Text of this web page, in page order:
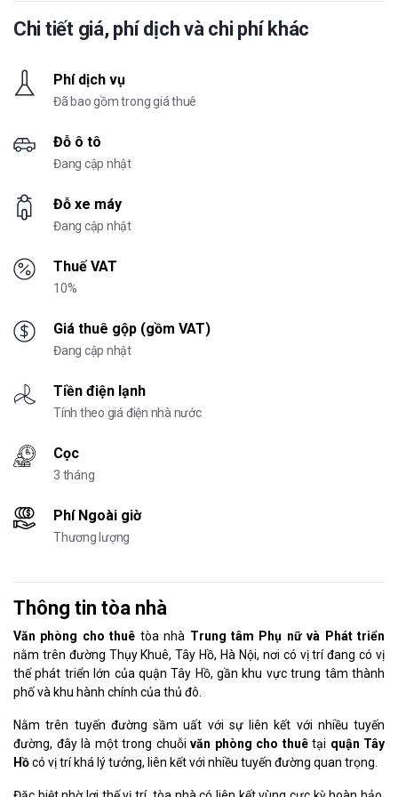
Chi tiết giá, phí dịch và chi phí khác
Phí dịch vụ
Đã bao gồm trong giá thuê
Đỗ ô tô
Đang cập nhật
Đỗ xe máy
Đang cập nhật
Thuế VAT
10%
Giá thuê gộp (gồm VAT)
Đang cập nhật
Tiền điện lạnh
Tính theo giá điện nhà nước
Cọc
3 tháng
Phí Ngoài giờ
Thương lượng
Thông tin tòa nhà
Văn phòng cho thuê tòa nhà Trung tâm Phụ nữ và Phát triển
nằm trên đường Thụy Khuê, Tây Hồ, Hà Nội, nơi có vị trí đang có vị
thế phát triển lớn của quận Tây Hồ, gần khu vực trung tâm thành
phố và khu hành chính của thủ đô.
Nằm trên tuyến đường sầm uất với sự liên kết với nhiều tuyến
đường, đây là một trong chuỗi văn phòng cho thuê tại quận Tây
Hồcó vị trí khá lý tưởng, liên kết với nhiều tuyến đường quan trọng.